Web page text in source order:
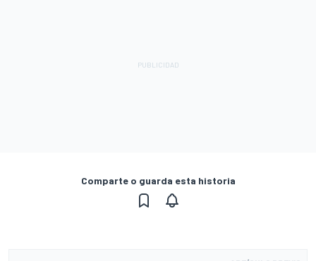
Comparte o guarda esta historia